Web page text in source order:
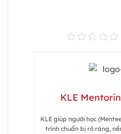
KLE
KLE giúp người học
trình chuẩn bị rõ ràng,